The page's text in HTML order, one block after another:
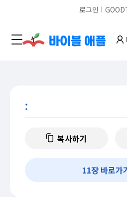
로그인 ㅣ
:
복사하기
11장 바로가